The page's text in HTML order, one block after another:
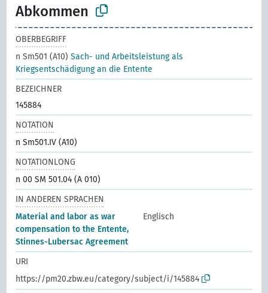
Abkommen
OBERBEGRIFF
n Sm501 (A10)Sach- und Arbeitsleistung als
Kriegsentschädigung an die Entente
BEZEICHNER
145884
NOTATION
n Sm501.IV (A10)
NOTATIONLONG
n 00 SM 501.04 (A 010)
IN ANDEREN SPRACHEN
Material and labor as war
compensation to the Entente,
Stinnes-Lubersac Agreement
Englisch
URI
https://pm20.zbw.eu/category/subject/i/145884